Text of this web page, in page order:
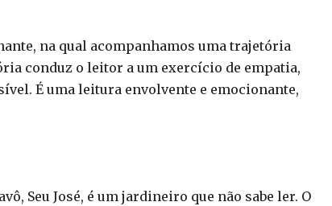
na qual acompanhamos uma trajetória
conduz o leitor a um exercício de empatia,
É uma leitura envolvente e emocionante,
Seu José, é um jardineiro que não sabe ler. O